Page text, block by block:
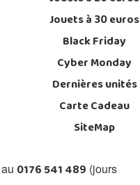
Jouets à 30 euros
Black Friday
Cyber Monday
Dernières unités
Carte Cadeau
SiteMap
au 0176 541 489 (jours